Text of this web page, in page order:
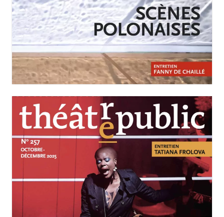
JANVIER-MARS 2026
N°258
Scènes polonaises